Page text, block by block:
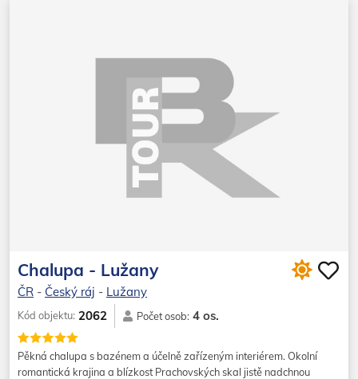
Chalupa - Lužany
ČR - Český ráj - Lužany
Kód objektu: 2062 Počet osob: 4 os.
Pěkná chalupa s bazénem a účelně zařízeným interiérem. Okolní
romantická krajina a blízkost Prachovských skal jistě nadchnou